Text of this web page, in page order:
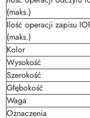
(maks.)
Ilość operacji zapisu
(maks.)
Kolor
Wysokość
Szerokość
Głębokość
Waga
Oznaczenia